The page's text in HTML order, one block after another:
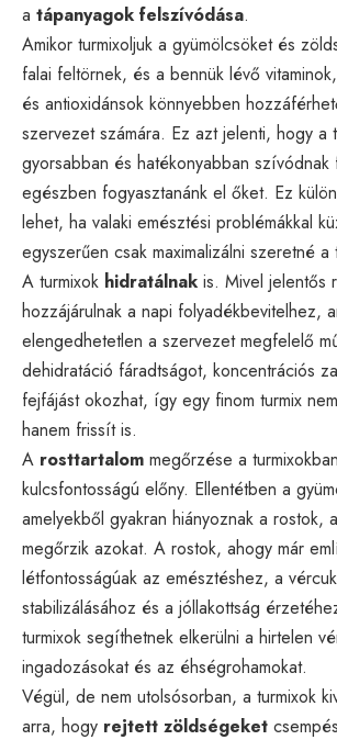
a tápanyagok felszívódása.
Amikor turmixoljuk a gyümölcsöket és
falai feltörnek, és a bennük lévő
és antioxidánsok könnyebben
szervezet számára. Ez azt jelenti, hogy a
gyorsabban és hatékonyabban szívódnak
egészben fogyasztanánk el őket. Ez
lehet, ha valaki emésztési problémákkal
egyszerűen csak maximalizálni szeretné a
A turmixok hidratálnak is. Mivel jelentős
hozzájárulnak a napi folyadékbevitelhez,
elengedhetetlen a szervezet megfelelő
dehidratáció fáradtságot, koncentrációs
fejfájást okozhat, így egy finom turmix
hanem frissít is.
A rosttartalom megőrzése a
kulcsfontosságú előny. Ellentétben a
amelyekből gyakran hiányoznak a rostok,
megőrzik azokat. A rostok, ahogy már
létfontosságúak az emésztéshez, a
stabilizálásához és a jóllakottság
turmixok segíthetnek elkerülni a hirtelen
ingadozásokat és az éhségrohamokat.
Végül, de nem utolsósorban, a turmixok
arra, hogy rejtett zöldségeket